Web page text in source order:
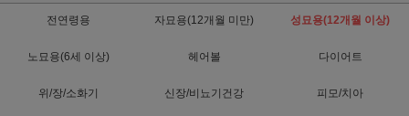
전연령용 자묘용(12개월 미만) 성묘용(12개월 이상)
노묘용(6세 이상) 헤어볼 다이어트
위/장/소화기 신장/비뇨기건강 피모/치아